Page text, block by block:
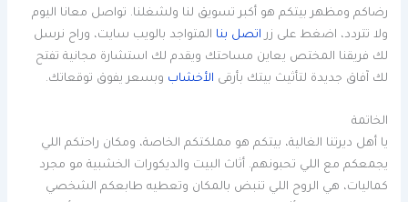
رضاكم ومظهر بيتكم هو أكبر تسويق لنا ولشغلنا. تواصل معانا اليوم
ولا تتردد، اضغط على زر اتصل بنا المتواجد بالويب سايت، وراح نرسل
لك فريقنا المختص يعاين مساحتك ويقدم لك استشارة مجانية تفتح
لك آفاق جديدة لتأثيث بيتك بأرقى الأخشاب وبسعر يفوق توقعاتك.
الخاتمة
يا أهل ديرتنا الغالية، بيتكم هو مملكتكم الخاصة، ومكان راحتكم اللي
يجمعكم مع اللي تحبونهم. أثاث البيت والديكورات الخشبية مو مجرد
كماليات، هي الروح اللي تنبض بالمكان وتعطيه طابعكم الشخصي